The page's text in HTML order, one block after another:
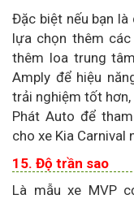
Đặc biệt nếu bạn
lựa chọn thêm
thêm loa trung
Amply để hiệu
trải nghiệm tốt
Phát Auto để
cho xe Kia Carnival
15. Độ trần sao
Là mẫu xe MVP